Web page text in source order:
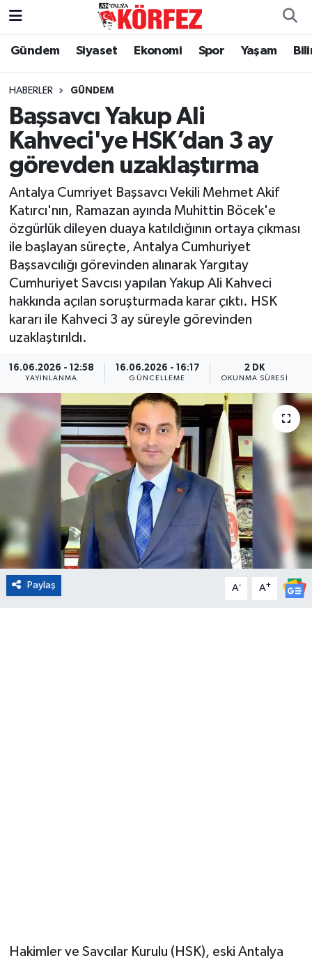
Gündem Siyaset Ekonomi Spor Yaşam
HABERLER GÜNDEM
Başsavcı Yakup Ali
Kahveci'ye HSK’dan 3 ay
görevden uzaklaştırma
Antalya Cumriyet Başsavcı Vekili Mehmet Akif
Katırcı'nın, Ramazan ayında Muhittin Böcek'e
özgürlük dileyen duaya katıldığının ortaya çıkması
ile başlayan süreçte, Antalya Cumhuriyet
Başsavcılığı görevinden alınarak Yargıtay
Cumhuriyet Savcısı yapılan Yakup Ali Kahveci
hakkında açılan soruşturmada karar çıktı. HSK
kararı ile Kahveci 3 ay süreyle görevinden
uzaklaştırıldı.
16.06.2026 - 12:58
YAYINLANMA
16.06.2026 - 16:17
GÜNCELLEME
2 DK
OKUNMA SÜRESI
Paylaş A- A+
Hakimler ve Savcılar Kurulu (HSK), eski Antalya
Gündem
Siyaset
Yerel Yönetim
Ekonomi
Spor
Yaşam
Asayiş
Dünya
Eğitim
Sağlık
Magazin
Turizm
Çevre
Kültür ve Sanat
Sivil Toplum
Tarım
Nöbetçi Eczaneler
Hava Durumu
Trafik Durumu
Süper Lig Puan Durumu ve Fikstür
Tüm Manşetler
Son Dakika Haberleri
Haber Arşivi